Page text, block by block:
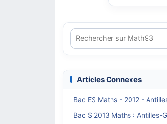
Articles Connexes
Bac ES Maths - 2012 -
Bac S 2013 Maths : Antilles-